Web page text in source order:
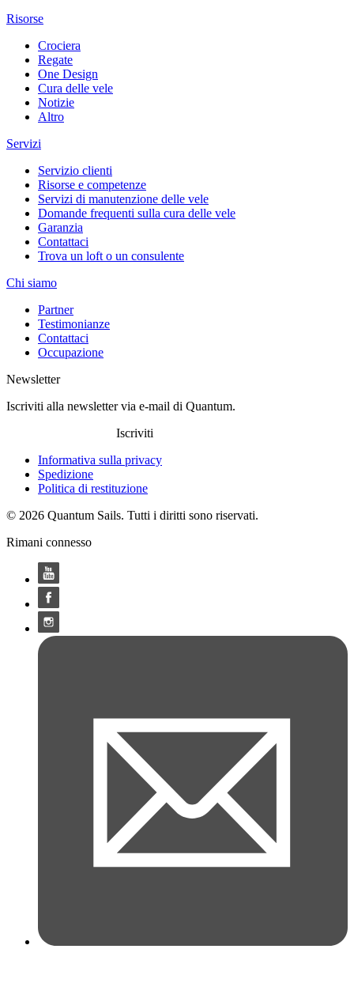
Risorse
Crociera
Regate
One Design
Cura delle vele
Notizie
Altro
Servizi
Servizio clienti
Risorse e competenze
Servizi di manutenzione delle vele
Domande frequenti sulla cura delle vele
Garanzia
Contattaci
Trova un loft o un consulente
Chi siamo
Partner
Testimonianze
Contattaci
Occupazione
Newsletter
Iscriviti alla newsletter via e-mail di Quantum.
Iscriviti
Informativa sulla privacy
Spedizione
Politica di restituzione
© 2026 Quantum Sails. Tutti i diritti sono riservati.
Rimani connesso